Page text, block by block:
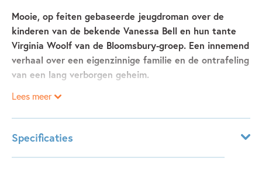
Mooie, op feiten gebaseerde jeugdroman over de
kinderen van de bekende Vanessa Bell en hun tante
Virginia Woolf van de Bloomsbury-groep. Een innemend
verhaal over een eigenzinnige familie en de ontrafeling
van een lang verborgen geheim.
In de zomer van 1937 meldt Julian Bell, 21 jaar oud, zich aan
Julian is communist. Zijn jongere broer Quentin wil schrijver
worden en heeft de beste leermeesteres die hij zich kan
Lees meer
Specificaties
Leeftijdsindicatie: 15 - 25 jaar